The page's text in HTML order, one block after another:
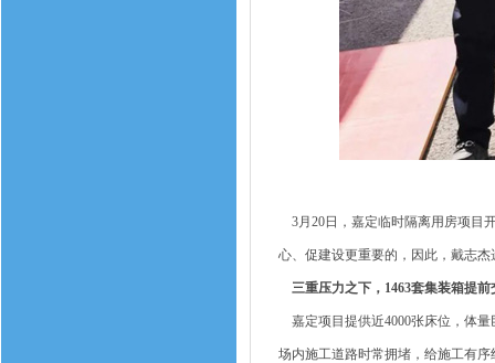
3月20日，嘉定临时隔离用房项目
心、促建设更重要的，因此，戴志
三重压力之下，1463套集装箱提前
嘉定项目提供近4000张床位，体量
场内施工道路时常拥堵，给施工有